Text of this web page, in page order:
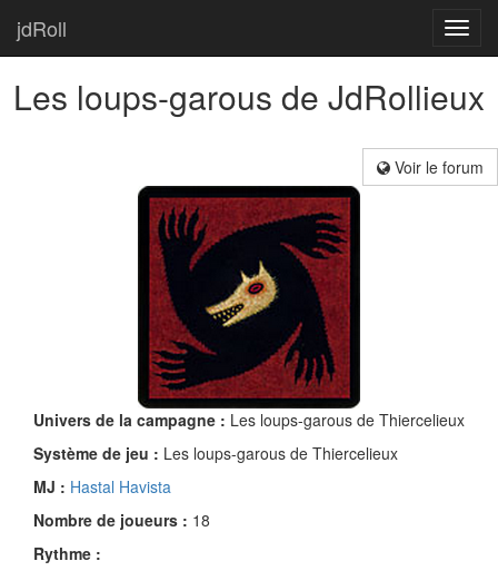
jdRoll
Les loups-garous de JdRollieux
Voir le forum
Univers de la campagne : Les loups-garous de Thiercelieux
Système de jeu : Les loups-garous de Thiercelieux
MJ : Hastal Havista
Nombre de joueurs : 18
Rythme :